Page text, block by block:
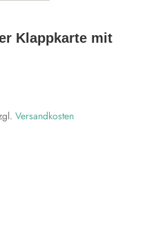
Klappkarte mit
Versandkosten